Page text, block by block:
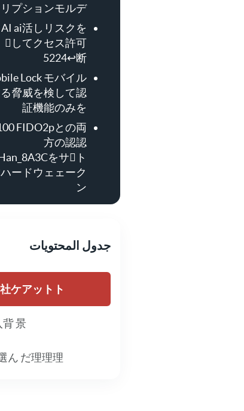
リプションモルデ
AI ai活しリスクを
񸪍してクセス許可
5224↩断
Lock モバイル
脅威を検して認
証機能のみを
FIDO2pとの両
方の認認
をサ𰷝ト
ードウェェーク
ン
جدول المحتويات
ケアットト
景: ：
ん だ理理理